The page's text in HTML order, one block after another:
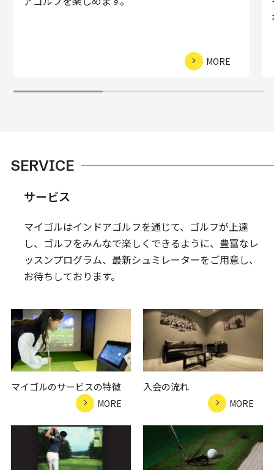
MORE
SERVICE
サービス
マイゴルはインドアゴルフを通じて、ゴルフが上達
し、ゴルフをみんなで楽しくできるように、豊富なレ
ッスンプログラム、最新シュミレーターをご用意し、
お待ちしております。
マイゴルのサービスの特徴
MORE
入会の流れ
MORE